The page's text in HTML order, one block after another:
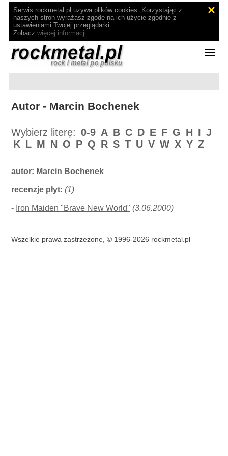
Serwis rockmetal.pl używa plików cookies. Korzystając z
naszych stron wyrażasz zgodę na ich użycie zgodnie z
ustawieniami Twojej przeglądarki.
Zobacz więcej informacji.
Autor - Marcin Bochenek
Wybierz literę: 0-9 A B C D E F G H I J
K L M N O P Q R S T U V W X Y Z
autor: Marcin Bochenek
recenzje płyt: (1)
- Iron Maiden "Brave New World" (3.06.2000)
Wszelkie prawa zastrzeżone, © 1996-2026 rockmetal.pl